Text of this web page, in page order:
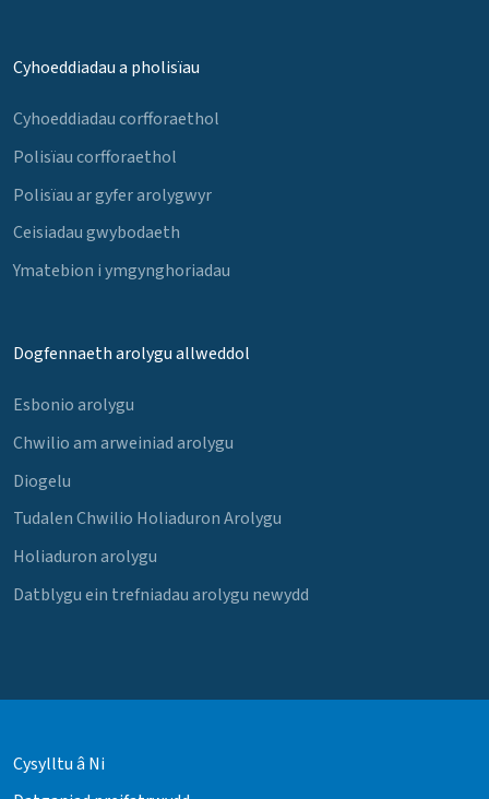
Cyhoeddiadau a pholisïau
Cyhoeddiadau corfforaethol
Polisïau corfforaethol
Polisïau ar gyfer arolygwyr
Ceisiadau gwybodaeth
Ymatebion i ymgynghoriadau
Dogfennaeth arolygu allweddol
Esbonio arolygu
Chwilio am arweiniad arolygu
Diogelu
Tudalen Chwilio Holiaduron Arolygu
Holiaduron arolygu
Datblygu ein trefniadau arolygu newydd
Cysylltu â Ni